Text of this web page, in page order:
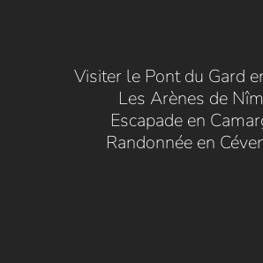
Visiter le Pont du Gard
Les Arènes de
Escapade en
Randonnée en